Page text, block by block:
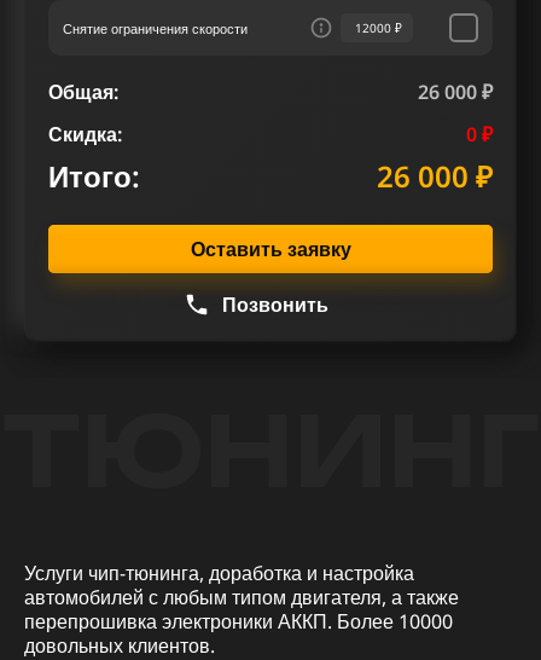
Снятие ограничения скорости 12000 ₽
Общая:
26 000 ₽
Скидка:
0 ₽
Итого: 26 000 ₽
Оставить заявку
Позвонить
Услуги чип-тюнинга, доработка и настройка
автомобилей с любым типом двигателя, а также
перепрошивка электроники АККП. Более 10000
довольных клиентов.